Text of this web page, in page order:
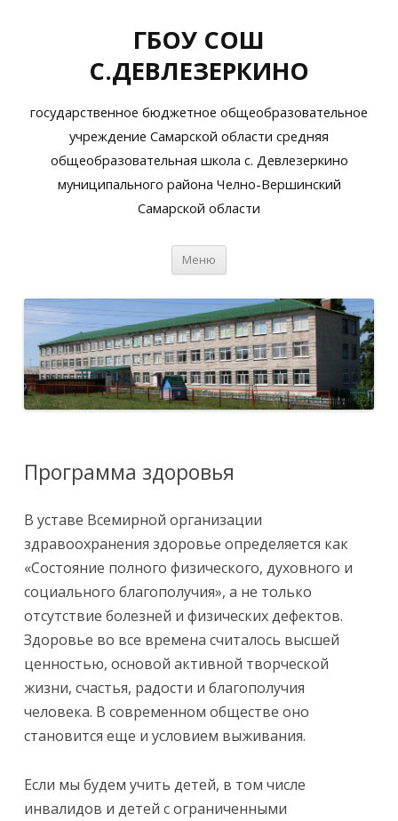
ГБОУ СОШ
С.ДЕВЛЕЗЕРКИНО
государственное бюджетное общеобразовательное
учреждение Самарской области средняя
общеобразовательная школа с. Девлезеркино
муниципального района Челно-Вершинский
Самарской области
Меню
Программа здоровья
В уставе Всемирной организации
здравоохранения здоровье определяется как
«Состояние полного физического, духовного и
социального благополучия», а не только
отсутствие болезней и физических дефектов.
Здоровье во все времена считалось высшей
ценностью, основой активной творческой
жизни, счастья, радости и благополучия
человека. В современном обществе оно
становится еще и условием выживания.
Если мы будем учить детей, в том числе
инвалидов и детей с ограниченными